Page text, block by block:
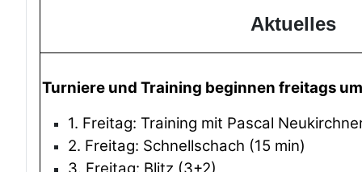
Aktuelles
Turniere und Training beginnen freitags
1. Freitag: Training mit Pascal
2. Freitag: Schnellschach (15 min)